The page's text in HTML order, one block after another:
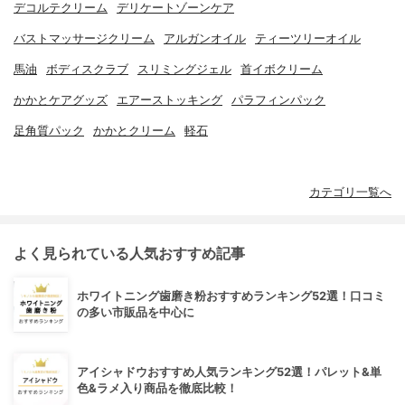
デコルテクリーム デリケートゾーンケア
バストマッサージクリーム アルガンオイル ティーツリーオイル
馬油 ボディスクラブ スリミングジェル 首イボクリーム
かかとケアグッズ エアーストッキング パラフィンパック
足角質パック かかとクリーム 軽石
カテゴリ一覧へ
よく見られている人気おすすめ記事
ホワイトニング歯磨き粉おすすめランキング52選！口コミ
の多い市販品を中心に
アイシャドウおすすめ人気ランキング52選！パレット&単
色&ラメ入り商品を徹底比較！